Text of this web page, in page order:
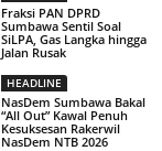
Fraksi PAN DPRD
Sumbawa Sentil Soal
SiLPA, Gas Langka hingga
Jalan Rusak
HEADLINE
NasDem Sumbawa Bakal
“All Out” Kawal Penuh
Kesuksesan Rakerwil
NasDem NTB 2026